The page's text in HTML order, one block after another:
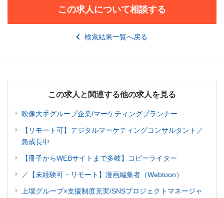
この求人について相談する
検索結果一覧へ戻る
この求人と関連する他の求人を見る
映像大手グループ企業/マーケティングプランナー
【リモート可】デジタルマーケティングコンサルタント／
急成長中
【冊子からWEBサイトまで多岐】コピーライター
／【未経験可・リモート】漫画編集者（Webtoon）
上場グループ×支援制度充実/SNSプロジェクトマネージャ